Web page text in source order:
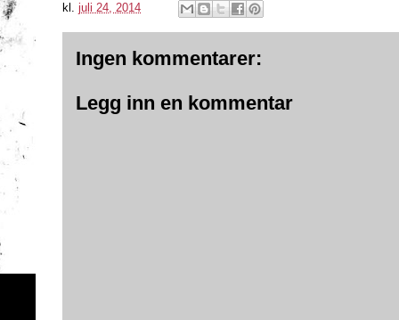
kl. juli 24, 2014
Ingen kommentarer:
Legg inn en kommentar